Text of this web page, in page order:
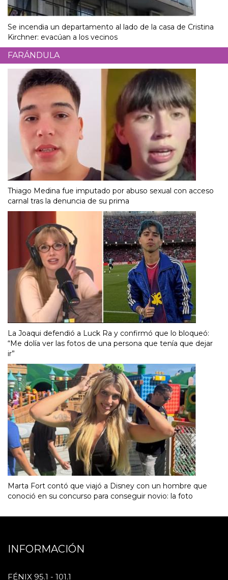
Se incendia un departamento al lado de la casa de Cristina
Kirchner: evacúan a los vecinos
FARÁNDULA
Thiago Medina fue imputado por abuso sexual con acceso
carnal tras la denuncia de su prima
La Joaqui defendió a Luck Ra y confirmó que lo bloqueó:
“Me dolía ver las fotos de una persona que tenía que dejar
ir”
Marta Fort contó que viajó a Disney con un hombre que
conoció en su concurso para conseguir novio: la foto
INFORMACIÓN
FÉNIX 95.1 - 101.1